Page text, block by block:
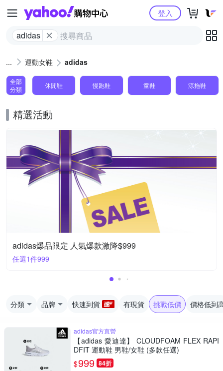
Yahoo購物中心
adidas
登入
運動女鞋 adidas
全部
分類
休閒鞋 慢跑鞋 童鞋 涼拖鞋
精選活動
adidas爆品限定 人氣爆款激降$999
任選1件999
分類 品牌 快速到貨 有現貨 挑戰低價 價格低到
adidas官方直營
【adidas 愛迪達】 CLOUDFOAM FLEX RAPI
DFIT 運動鞋 男鞋/女鞋 (多款任選)
$999 84折